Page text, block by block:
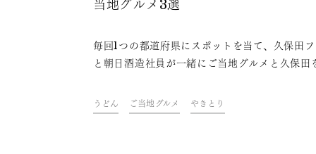
当地グルメ3選
毎回1つの都道府県にスポットを当て、久保田
と朝日酒造社員が一緒にご当地グルメと久保田
楽しむオンラインイベント「久保田ご当地グルメ
部」。今回は、埼玉県をテーマに開催しました
うどん ご当地グルメ やきとり